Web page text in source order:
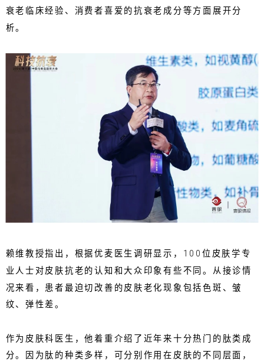
衰老临床经验、消费者喜爱的抗衰老成分等方面展开分
析。
赖维教授指出，根据优麦医生调研显示，100位皮肤学专
业人士对皮肤抗老的认知和大众印象有些不同。从接诊情
况来看，患者最迫切改善的皮肤老化现象包括色斑、皱
纹、弹性差。
作为皮肤科医生，他着重介绍了近年来十分热门的肽类成
分。因为肽的种类多样，可分别作用在皮肤的不同层面，